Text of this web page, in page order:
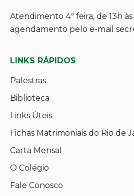
Atendimento 4ª feira, de 13h
agendamento pelo e-mail
LINKS RÁPIDOS
Palestras
Biblioteca
Links Úteis
Fichas Matrimoniais do Rio de
Carta Mensal
O Colégio
Fale Conosco